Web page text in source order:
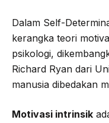
Dalam Self-
kerangka teori
psikologi,
Richard Ryan dari
manusia dibedakan
Motivasi intrinsik